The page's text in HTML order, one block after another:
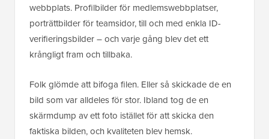
webbplats. Profilbilder för medlemswebbplatser,
porträttbilder för teamsidor, till och med enkla ID-
verifieringsbilder – och varje gång blev det ett
krångligt fram och tillbaka.
Folk glömde att bifoga filen. Eller så skickade de en
bild som var alldeles för stor. Ibland tog de en
skärmdump av ett foto istället för att skicka den
faktiska bilden, och kvaliteten blev hemsk.